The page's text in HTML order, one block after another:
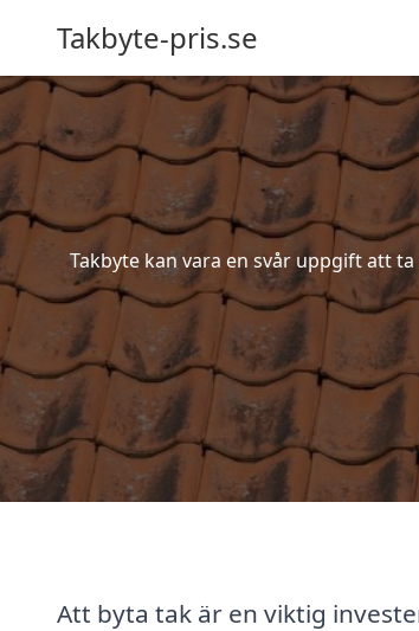
Takbyte-pris.se
Takbyte kan vara en svår uppgift att
Att byta tak är en viktig